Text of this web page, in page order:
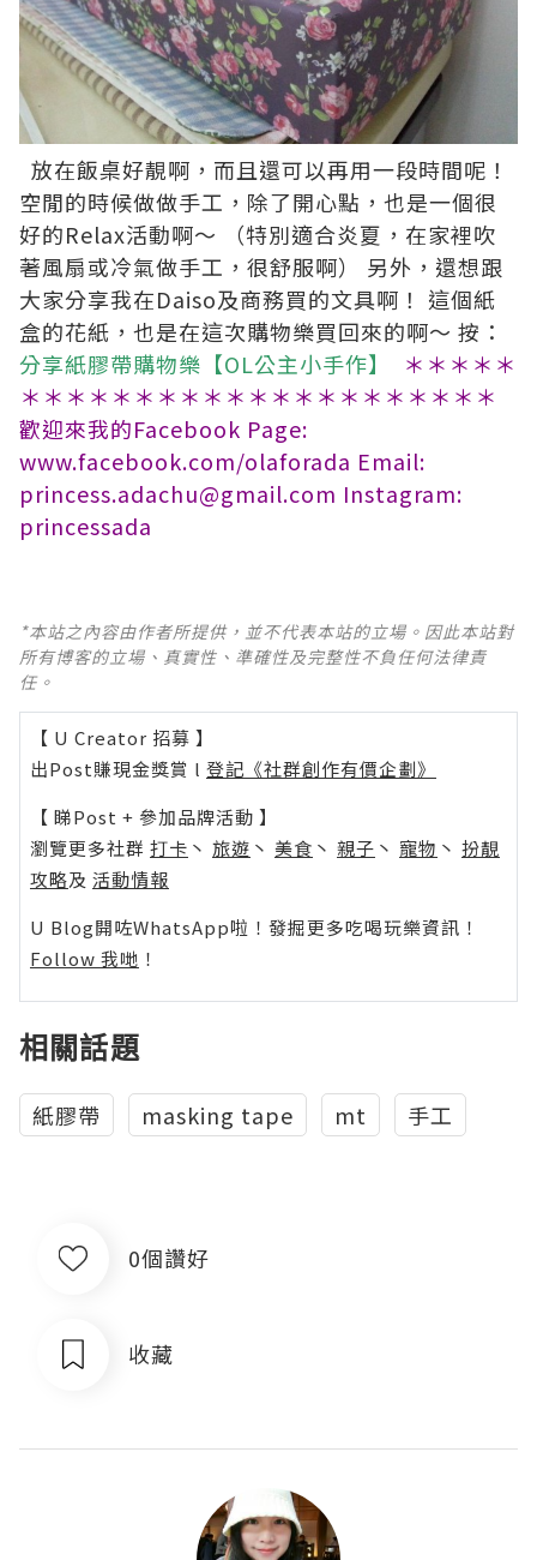
放在飯桌好靚啊，而且還可以再用一段時間呢！
空閒的時候做做手工，除了開心點，也是一個很
好的Relax活動啊～ （特別適合炎夏，在家裡吹
著風扇或冷氣做手工，很舒服啊） 另外，還想跟
大家分享我在Daiso及商務買的文具啊！ 這個紙
盒的花紙，也是在這次購物樂買回來的啊～ 按：
分享紙膠帶購物樂【OL公主小手作】
＊＊＊＊＊
＊＊＊＊＊＊＊＊＊＊＊＊＊＊＊＊＊＊＊＊＊
歡迎來我的Facebook Page:
www.facebook.com/olaforada Email:
princess.adachu@gmail.com Instagram:
princessada
*本站之內容由作者所提供，並不代表本站的立場。因此本站對
所有博客的立場、真實性、準確性及完整性不負任何法律責
任。
【 U Creator 招募 】
出Post賺現金獎賞 l 登記《社群創作有價企劃》
【 睇Post + 參加品牌活動 】
瀏覽更多社群 打卡 丶 旅遊 丶 美食 丶 親子 丶 寵物 丶 扮靚
攻略及 活動情報
U Blog開咗WhatsApp啦！發掘更多吃喝玩樂資訊！
Follow 我哋 ！
相關話題
紙膠帶 masking tape mt 手工
0個讚好
收藏